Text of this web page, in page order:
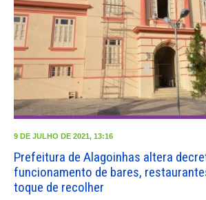
9 DE JULHO DE 2021, 13:16
Prefeitura de Alagoinhas altera
funcionamento de bares,
toque de recolher